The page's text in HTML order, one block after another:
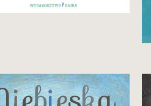
Zobacz i kup